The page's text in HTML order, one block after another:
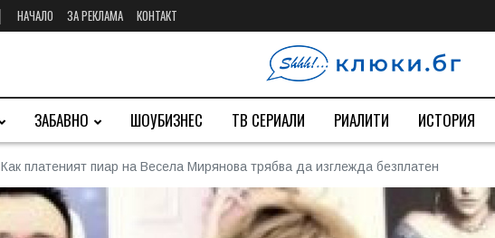
НАЧАЛО ЗА РЕКЛАМА КОНТАКТ
ЗАБАВНО ШОУБИЗНЕС ТВ СЕРИАЛИ РИАЛИТИ ИСТОРИЯ
Как платеният пиар на Весела Мирянова трябва да изглежда безплатен